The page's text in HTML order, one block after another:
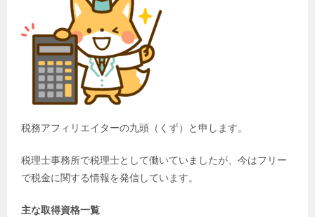
税務アフィリエイターの九頭（くず）と申します。
税理士事務所で税理士として働いていましたが、今はフリー
で税金に関する情報を発信しています。
主な取得資格一覧